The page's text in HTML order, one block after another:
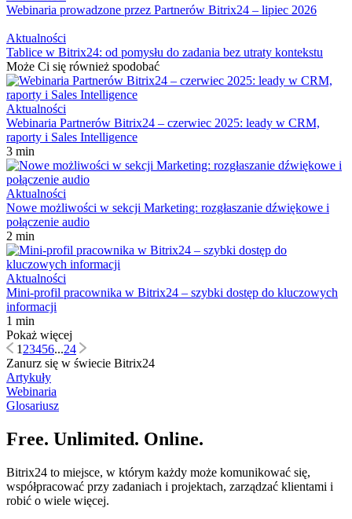
Webinaria prowadzone przez Partnerów Bitrix24 – lipiec 2026
Aktualności
Tablice w Bitrix24: od pomysłu do zadania bez utraty kontekstu
Może Ci się również spodobać
Aktualności
Webinaria Partnerów Bitrix24 – czerwiec 2025: leady w CRM,
raporty i Sales Intelligence
3 min
Aktualności
Nowe możliwości w sekcji Marketing: rozgłaszanie dźwiękowe i
połączenie audio
2 min
Aktualności
Mini-profil pracownika w Bitrix24 – szybki dostęp do kluczowych
informacji
1 min
Pokaż więcej
1 23456...24
Zanurz się w świecie Bitrix24
Artykuły
Webinaria
Glosariusz
Free. Unlimited. Online.
Bitrix24 to miejsce, w którym każdy może komunikować się,
współpracować przy zadaniach i projektach, zarządzać klientami i
robić o wiele więcej.